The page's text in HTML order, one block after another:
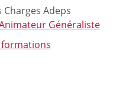
Charges Adeps
Généraliste
formations